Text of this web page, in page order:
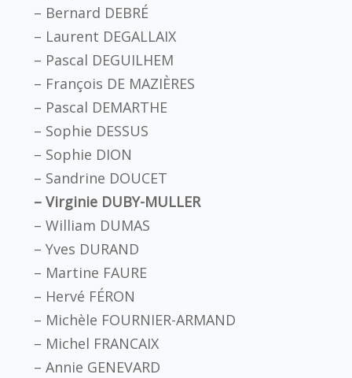
– Bernard DEBRÉ
– Laurent DEGALLAIX
– Pascal DEGUILHEM
– François DE MAZIÈRES
– Pascal DEMARTHE
– Sophie DESSUS
– Sophie DION
– Sandrine DOUCET
– Virginie DUBY-MULLER
– William DUMAS
– Yves DURAND
– Martine FAURE
– Hervé FÉRON
– Michèle FOURNIER-ARMAND
– Michel FRANCAIX
– Annie GENEVARD